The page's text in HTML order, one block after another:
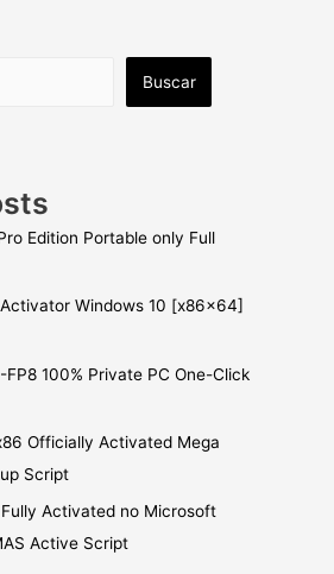
Buscar
Edition Portable only Full
Windows 10 [x86x64]
100% Private PC One-Click
Officially Activated Mega
Script
Activated no Microsoft
Active Script